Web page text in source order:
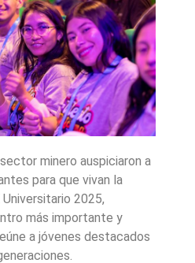
minero auspiciaron a
para que vivan la
2025,
más importante y
a jóvenes destacados